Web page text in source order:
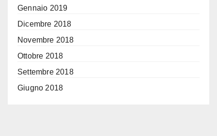
Gennaio 2019
Dicembre 2018
Novembre 2018
Ottobre 2018
Settembre 2018
Giugno 2018